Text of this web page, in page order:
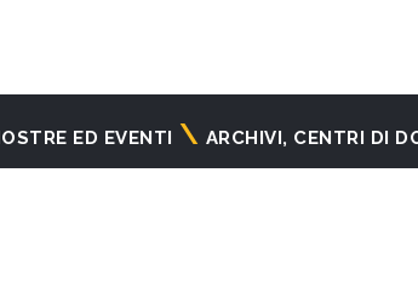
ED EVENTI ARCHIVI, CENTRI DI